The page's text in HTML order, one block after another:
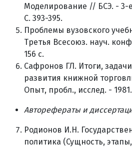
Моделирование // БСЭ. - 3-е
С. 393-395.
Проблемы вузовского
Третья Всесоюз. науч.
156 с.
Сафронов ГЛ. Итоги,
развития книжной
Опыт, пробл., исслед. -
Авторефераты и
Родионов И.Н.
политика (Сущность,